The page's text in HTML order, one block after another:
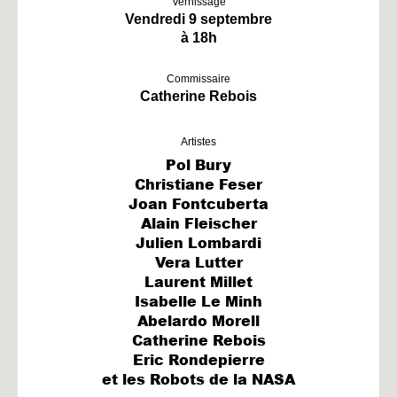
Vendredi 9 septembre
à 18h
Commissaire
Catherine Rebois
Artistes
Pol Bury
Christiane Feser
Joan Fontcuberta
Alain Fleischer
Julien Lombardi
Vera Lutter
Laurent Millet
Isabelle Le Minh
Abelardo Morell
Catherine Rebois
Eric Rondepierre
et les Robots de la NASA